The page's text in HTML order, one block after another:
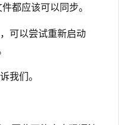
都应该可以同步。
可以尝试重新启动
我们。